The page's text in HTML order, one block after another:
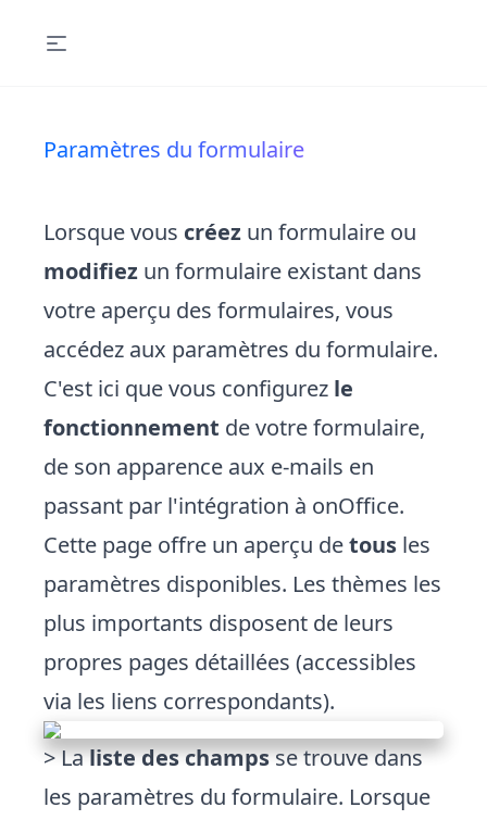
Paramètres du formulaire
Lorsque vous créez un formulaire ou
modifiez un formulaire existant dans
votre aperçu des formulaires, vous
accédez aux paramètres du formulaire.
C'est ici que vous configurez le
fonctionnement de votre formulaire,
de son apparence aux e-mails en
passant par l'intégration à onOffice.
Cette page offre un aperçu detous les
paramètres disponibles. Les thèmes les
plus importants disposent de leurs
propres pages détaillées (accessibles
via les liens correspondants).
> Laliste des champsse trouve dans
les paramètres du formulaire. Lorsque